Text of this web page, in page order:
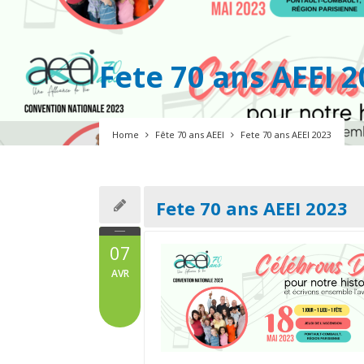
Home Fête 70 ans AEEI Fete 70 ans AEEI 2023
Fete 70 ans AEEI
07
AVR
Fete 70 ans AEEI 2023